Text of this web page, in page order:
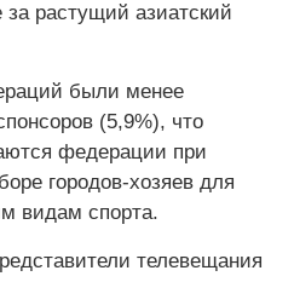
растущий азиатский
были менее
(5,9%), что
федерации при
городов-хозяев для
видам спорта.
телевещания